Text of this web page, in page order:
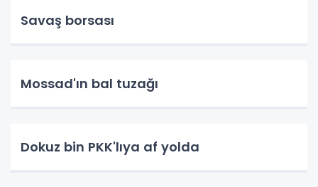
Savaş borsası
Mossad'ın bal tuzağı
Dokuz bin PKK'lıya af yolda